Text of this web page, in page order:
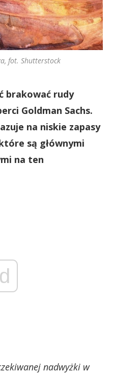
fot. Shutterstock
brakować rudy
Goldman Sachs.
na niskie zapasy
są głównymi
na ten
nadwyżki w